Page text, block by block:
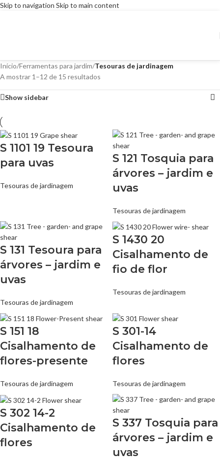
Skip to navigation Skip to main content
Início/Ferramentas para jardim/Tesouras de jardinagem
A mostrar 1–12 de 15 resultados
Show sidebar
S 1101 19 Tesoura
para uvas
Tesouras de jardinagem
S 121 Tosquia para
árvores – jardim e
uvas
Tesouras de jardinagem
S 131 Tesoura para
árvores – jardim e
uvas
Tesouras de jardinagem
S 1430 20
Cisalhamento de
fio de flor
Tesouras de jardinagem
S 151 18
Cisalhamento de
flores-presente
Tesouras de jardinagem
S 301-14
Cisalhamento de
flores
Tesouras de jardinagem
S 302 14-2
Cisalhamento de
flores
S 337 Tosquia para
árvores – jardim e
uvas